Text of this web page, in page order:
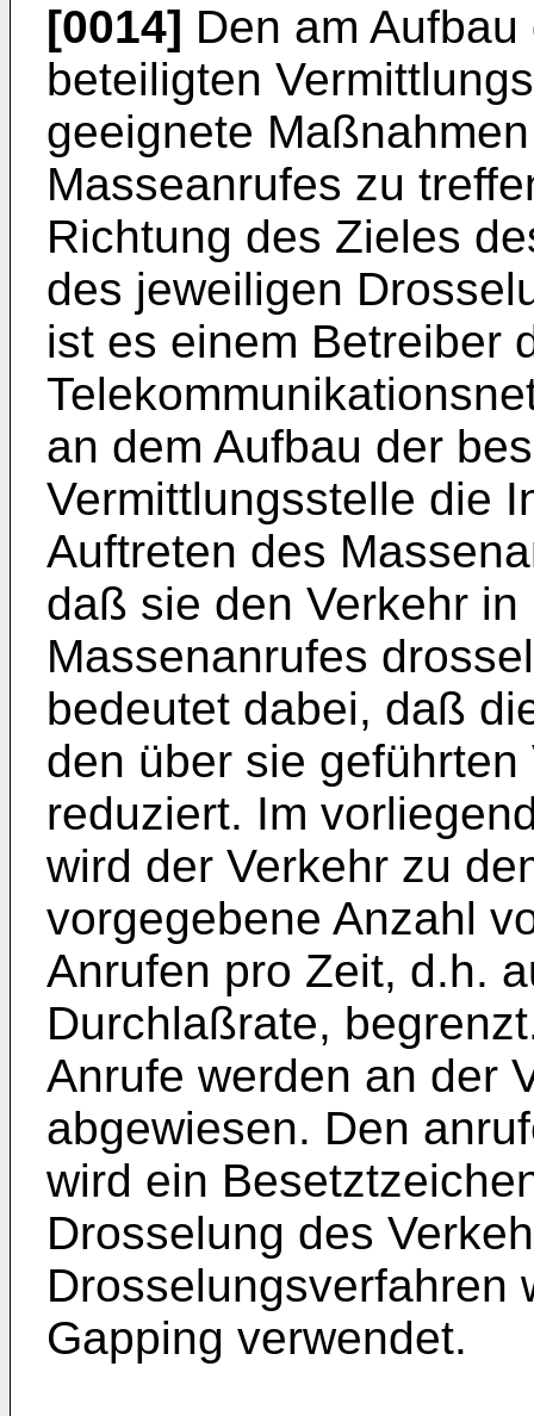
[0014] Den am
beteiligten
geeignete
Masseanrufes zu
Richtung des Zieles
des jeweiligen
ist es einem Betreiber
an dem Aufbau der
Vermittlungsstelle die
Auftreten des
daß sie den Verkehr
Massenanrufes
bedeutet dabei, daß
den über sie
reduziert. Im
wird der Verkehr zu
vorgegebene Anzahl
Anrufen pro Zeit, d.h.
Durchlaßrate,
Anrufe werden an der
abgewiesen. Den
wird ein
Drosselung des
Drosselungsverfahren
Gapping verwendet.